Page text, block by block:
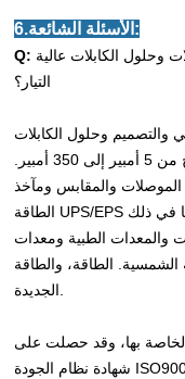
6.الأسئلة الشائعة:
Q:
التيار؟
والتصميم وحلول الكابلات
المتكاملة للموصلات عالية التيار التي تتراوح من 5 أمبير إلى 350 أمبير.
والمقابس ومآخذ
الطاقة UPS/EPS عالية التيار لدعم مختلف الصناعات، بما في ذلك
والمعدات الطبية ومعدات
الشمسية. الطاقة، والطاقة
الخاصة بها، وقد حصلت على
شهادة نظام الجودة ISO9001. جميع منتجاتنا تلبي شهادات CE، 3C،